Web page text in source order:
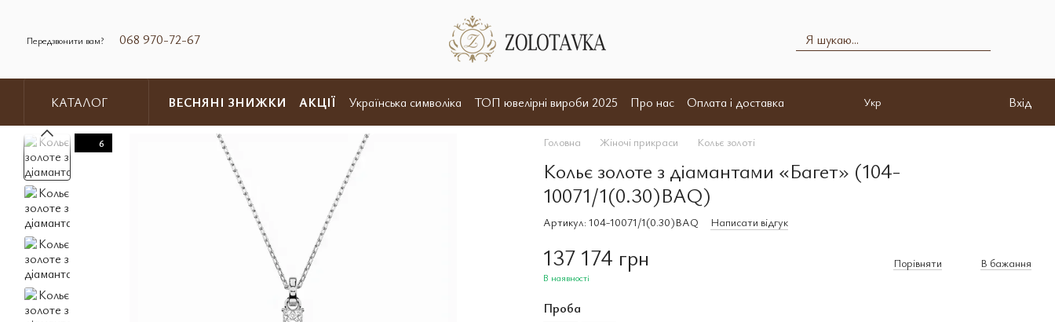
068 970-72-67
Передзвонити вам?
КАТАЛОГ ВЕСНЯНІ ЗНИЖКИ АКЦІЇ Українська символіка ТОП ювелірні вироби 2025 Про нас
Оплата і доставка
Укр Вхід
6 Головна Жіночі прикраси Кольє золоті
Кольє золоте з діамантами «Багет» (104-
10071/1(0.30)BAQ)
Артикул: 104-10071/1(0.30)BAQ Написати відгук
137 174 грн
В наявності
Порівняти В бажання
Проба